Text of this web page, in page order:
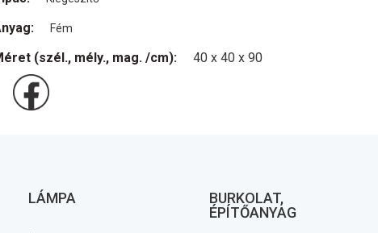
Fém
(szél., mély., mag. /cm): 40 x 40 x 90
LÁMPA
BURKOLAT,
ÉPÍTŐANYAG